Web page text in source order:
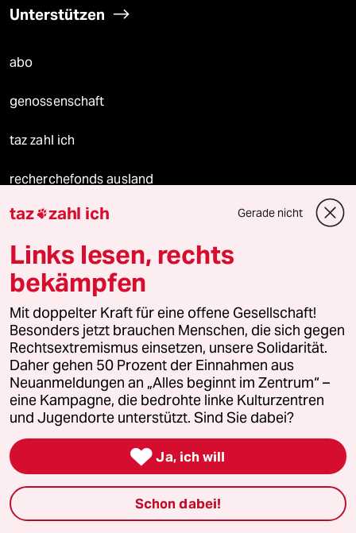
Unterstützen
abo
genossenschaft
taz zahl ich
recherchefonds ausland
panterstiftung
panterpreis 2026
Podcast
bundestalk
fernverbindung
klima update°
Mauerecho
taz zahl ich Gerade nicht
Links lesen, rechts
bekämpfen
Mit doppelter Kraft für eine offene Gesellschaft!
Besonders jetzt brauchen Menschen, die sich gegen
Rechtsextremismus einsetzen, unsere Solidarität.
Daher gehen 50 Prozent der Einnahmen aus
Neuanmeldungen an „Alles beginnt im Zentrum“ –
eine Kampagne, die bedrohte linke Kulturzentren
und Jugendorte unterstützt. Sind Sie dabei?
 Ja, ich will
Schon dabei!